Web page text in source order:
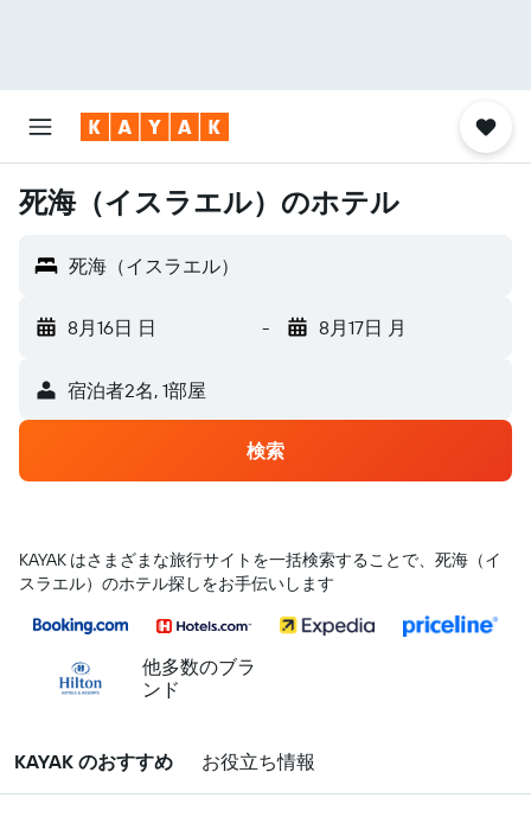
死海（イスラエル）のホテル
死海（イスラエル）
8月16日 日 - 8月17日 月
宿泊者2名, 1​部屋
検索
KAYAK はさまざまな旅行サイトを一括検索することで、死海（イ
スラエル）のホテル探しをお手伝いします
他多数のブラ
ンド
KAYAK のおすすめ お役立ち情報